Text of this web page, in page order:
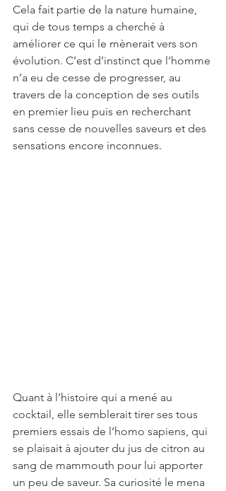
Cela fait partie de la nature humaine,
qui de tous temps a cherché à
améliorer ce qui le mènerait vers son
évolution. C’est d’instinct que l’homme
n’a eu de cesse de progresser, au
travers de la conception de ses outils
en premier lieu puis en recherchant
sans cesse de nouvelles saveurs et des
sensations encore inconnues.
Quant à l’histoire qui a mené au
cocktail, elle semblerait tirer ses tous
premiers essais de l’homo sapiens, qui
se plaisait à ajouter du jus de citron au
sang de mammouth pour lui apporter
un peu de saveur. Sa curiosité le mena